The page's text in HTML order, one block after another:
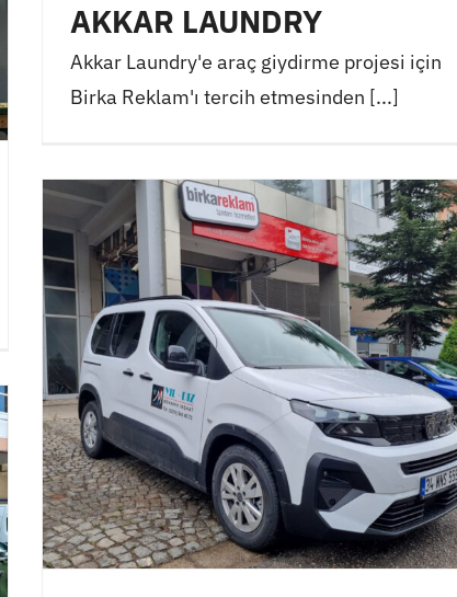
AKKAR LAUNDRY
Akkar Laundry'e araç giydirme projesi için
Birka Reklam'ı tercih etmesinden [...]